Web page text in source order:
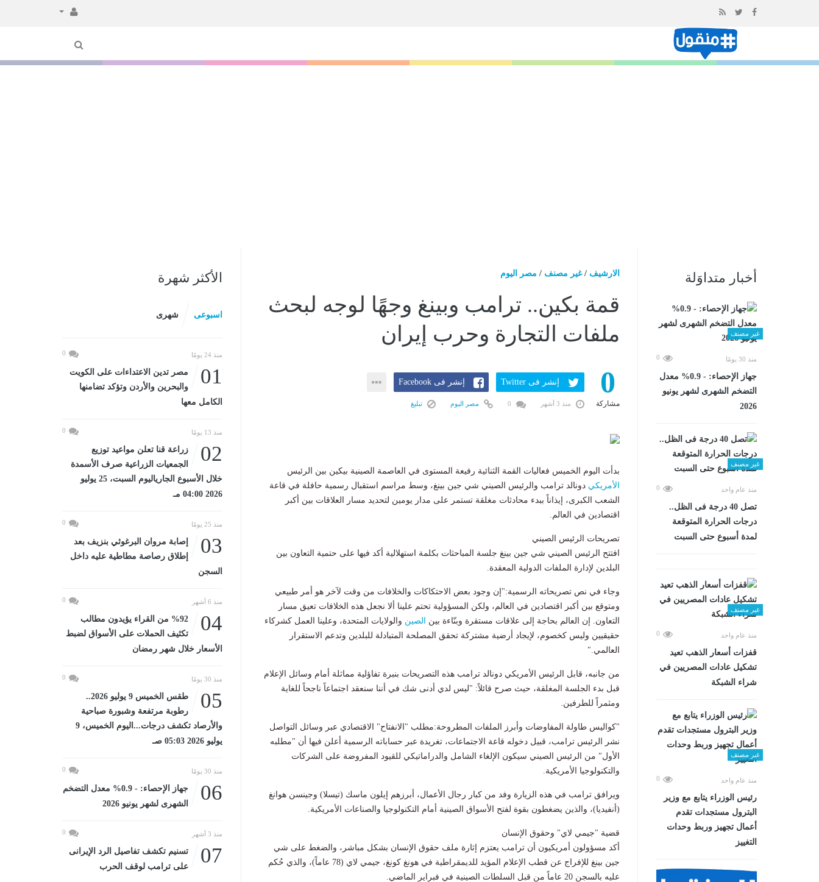
المحتوى
أخبار متداوَلة
غير مصنف
منذ 30 يومًا 0
جهاز الإحصاء: - 0.9% معدل
التضخم الشهرى لشهر يونيو
2026
غير مصنف
منذ عام واحد 0
تصل 40 درجة فى الظل..
درجات الحرارة المتوقعة
لمدة أسبوع حتى السبت
غير مصنف
منذ عام واحد 0
قفزات أسعار الذهب تعيد
تشكيل عادات المصريين في
شراء الشبكة
غير مصنف
منذ عام واحد 0
رئيس الوزراء يتابع مع وزير
البترول مستجدات تقدم
أعمال تجهيز وربط وحدات
التغييز
الارشيف /غير مصنف / مصر اليوم
قمة بكين.. ترامب وبينغ وجهًا لوجه لبحث
ملفات التجارة وحرب إيران
0
مشاركة
إنشر فى Twitter إنشر فى Facebook
منذ 3 أشهر مصر اليوم تبليغ
بدأت اليوم الخميس فعاليات القمة الثنائية رفيعة المستوى في العاصمة الصينية بيكين بين الرئيس
الأمريكي دونالد ترامب والرئيس الصيني شي جين بينغ، وسط مراسم استقبال رسمية حافلة في قاعة
الشعب الكبرى، إيذاناً ببدء محادثات مغلقة تستمر على مدار يومين لتحديد مسار العلاقات بين أكبر
اقتصادين في العالم.
تصريحات الرئيس الصيني
افتتح الرئيس الصيني شي جين بينغ جلسة المباحثات بكلمة استهلالية أكد فيها على حتمية التعاون بين
البلدين لإدارة الملفات الدولية المعقدة.
وجاء في نص تصريحاته الرسمية:"إن وجود بعض الاحتكاكات والخلافات من وقت لآخر هو أمر طبيعي
ومتوقع بين أكبر اقتصادين في العالم، ولكن المسؤولية تحتم علينا ألا نجعل هذه الخلافات تعيق مسار
التعاون. إن العالم بحاجة إلى علاقات مستقرة وبنّاءة بين
الصين والولايات المتحدة، وعلينا العمل كشركاء
حقيقيين وليس كخصوم، لإيجاد أرضية مشتركة تحقق المصلحة المتبادلة للبلدين وتدعم الاستقرار
العالمي."
من جانبه، قابل الرئيس الأمريكي دونالد ترامب هذه التصريحات بنبرة تفاؤلية مماثلة أمام وسائل الإعلام
قبل بدء الجلسة المغلقة، حيث صرح قائلاً: "ليس لدي أدنى شك في أننا سنعقد اجتماعاً ناجحاً للغاية
ومثمراً للطرفين.
"كواليس طاولة المفاوضات وأبرز الملفات المطروحة:مطلب "الانفتاح" الاقتصادي عبر وسائل التواصل
نشر الرئيس ترامب، قبيل دخوله قاعة الاجتماعات، تغريدة عبر حساباته الرسمية أعلن فيها أن "مطلبه
الأول" من الرئيس الصيني سيكون الإلغاء الشامل والدراماتيكي للقيود المفروضة على الشركات
والتكنولوجيا الأمريكية.
ويرافق ترامب في هذه الزيارة وفد من كبار رجال الأعمال، أبرزهم إيلون ماسك (تيسلا) وجينسن هوانغ
(أنفيديا)، والذين يضغطون بقوة لفتح الأسواق الصينية أمام التكنولوجيا والصناعات الأمريكية.
قضية "جيمي لاي" وحقوق الإنسان
أكد مسؤولون أمريكيون أن ترامب يعتزم إثارة ملف حقوق الإنسان بشكل مباشر، والضغط على شي
جين بينغ للإفراج عن قطب الإعلام المؤيد للديمقراطية في هونغ كونغ، جيمي لاي (78 عاماً)، والذي حُكم
عليه بالسجن 20 عاماً من قبل السلطات الصينية في فبراير الماضي.
الأكثر شهرة
اسبوعى شهرى
منذ 24 يومًا 0
01
مصر تدين الاعتداءات على الكويت
والبحرين والأردن وتؤكد تضامنها
الكامل معها
منذ 13 يومًا 0
02
زراعة قنا تعلن مواعيد توزيع
الجمعيات الزراعية صرف الأسمدة
خلال الأسبوع الجارياليوم السبت، 25 يوليو
2026 04:00 مـ
منذ 25 يومًا 0
03
إصابة مروان البرغوثي بنزيف بعد
إطلاق رصاصة مطاطية عليه داخل
السجن
منذ 6 أشهر 0
04
%92 من القراء يؤيدون مطالب
تكثيف الحملات على الأسواق لضبط
الأسعار خلال شهر رمضان
منذ 30 يومًا 0
05
طقس الخميس 9 يوليو 2026..
رطوبة مرتفعة وشبورة صباحية
والأرصاد تكشف درجات...اليوم الخميس، 9
يوليو 2026 05:03 صـ
منذ 30 يومًا 0
06
جهاز الإحصاء: - 0.9% معدل التضخم
الشهرى لشهر يونيو 2026
منذ 3 أشهر 0
07
تسنيم تكشف تفاصيل الرد الإيرانى
على ترامب لوقف الحرب